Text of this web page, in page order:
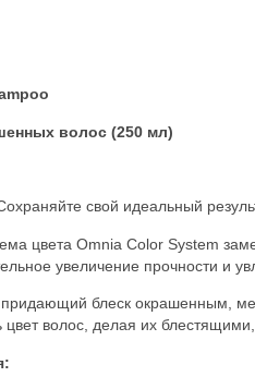
волос (250 мл)
свой идеальный
цвета Omnia Color System
увеличение прочности и
блеск окрашенным,
цвет волос, делая их